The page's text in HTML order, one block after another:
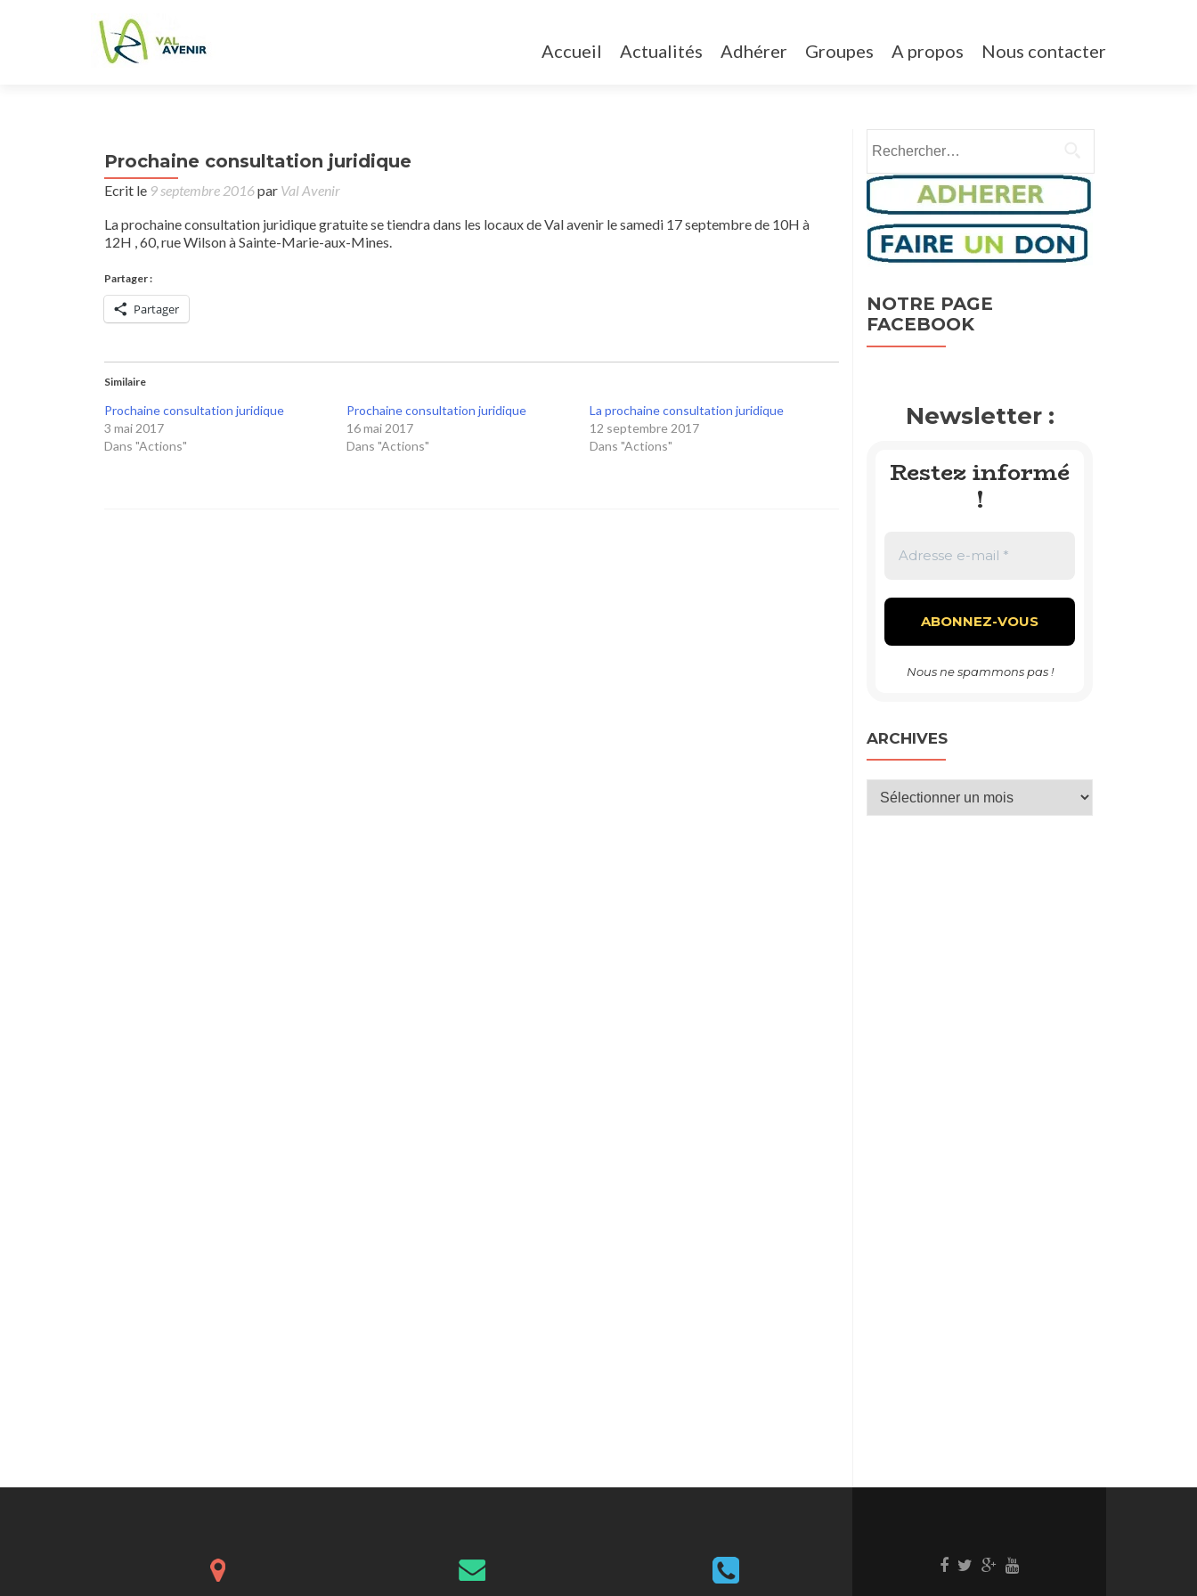
Accueil Actualités Adhérer Groupes A propos Nous contacter
Prochaine consultation juridique
Ecrit le 9 septembre 2016par Val Avenir
La prochaine consultation juridique gratuite se tiendra dans les locaux de Val avenir le samedi 17 septembre de 10H à
12H , 60, rue Wilson à Sainte-Marie-aux-Mines.
Partager :
Partager
Similaire
Prochaine consultation juridique
3 mai 2017
Dans "Actions"
Prochaine consultation juridique
16 mai 2017
Dans "Actions"
La prochaine consultation juridique
12 septembre 2017
Dans "Actions"
Post
navigation
aide a la
recherche
d’un
emploi
de
vêtements
d’occasions
→
NOTRE PAGE
FACEBOOK
Newsletter :
Restez informé
!
Nous ne spammons pas !
ARCHIVES
Archives